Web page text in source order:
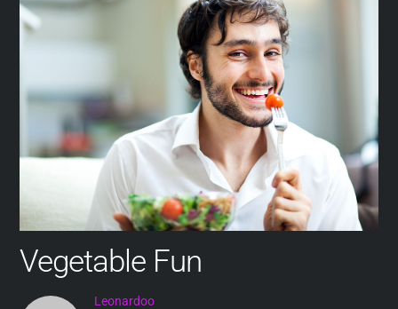
Vegetable Fun
Leonardoo